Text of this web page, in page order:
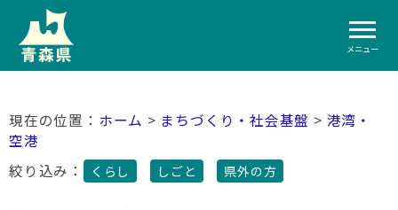
メニュー
ホーム > まちづくり・社会基盤 > 港湾・
空港
絞り込み：
くらし しごと 県外の方